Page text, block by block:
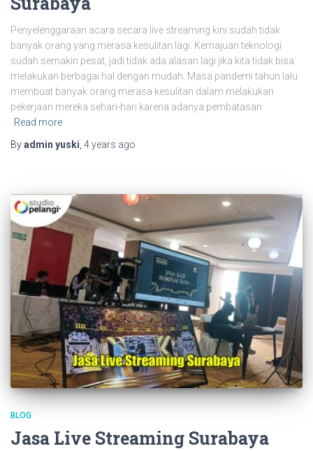
Penyelenggaraan acara secara live streaming kini sudah tidak
banyak orang yang merasa kesulitan lagi. Kemajuan teknologi
sudah semakin pesat, jadi tidak ada alasan lagi jika kita tidak bisa
melakukan berbagai hal dengan mudah. Masa pandemi tahun lalu
membuat banyak orang merasa kesulitan dalam melakukan
pekerjaan mereka sehari-hari karena adanya pembatasan
Read more
Byadmin yuski 4 years ago
BLOG
Jasa Live Streaming Surabaya